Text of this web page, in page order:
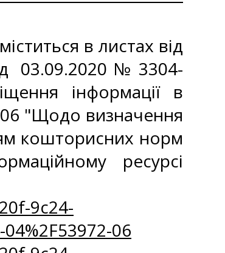
в листах від
03.09.2020 № 3304-
інформації в
06 "Щодо визначення
кошторисних норм
ресурсі
9c24-
06